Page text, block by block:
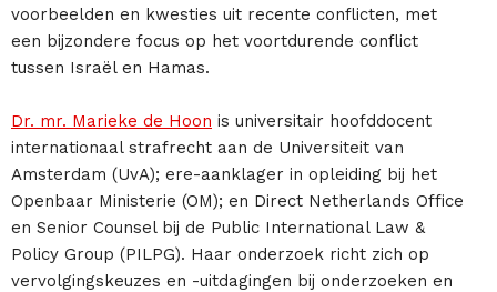
voorbeelden en kwesties uit recente conflicten, met
een bijzondere focus op het voortdurende conflict
tussen Israël en Hamas.
Dr. mr. Marieke de Hoon is universitair hoofddocent
internationaal strafrecht aan de Universiteit van
Amsterdam (UvA); ere-aanklager in opleiding bij het
Openbaar Ministerie (OM); en Direct Netherlands Office
en Senior Counsel bij de Public International Law &
Policy Group (PILPG). Haar onderzoek richt zich op
vervolgingskeuzes en -uitdagingen bij onderzoeken en